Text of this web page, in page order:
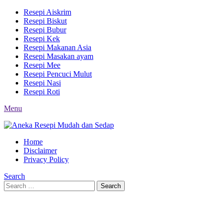
Resepi Aiskrim
Resepi Biskut
Resepi Bubur
Resepi Kek
Resepi Makanan Asia
Resepi Masakan ayam
Resepi Mee
Resepi Pencuci Mulut
Resepi Nasi
Resepi Roti
Menu
Home
Disclaimer
Privacy Policy
Search
Search
for:
Search